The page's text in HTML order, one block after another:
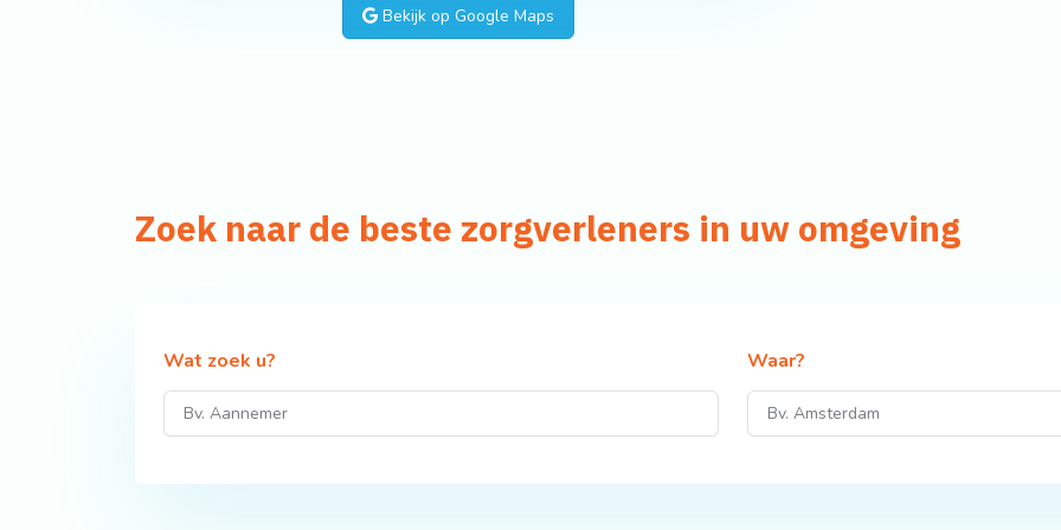
Bekijk op Google Maps
Zoek naar de beste zorgverleners in uw omgeving
Wat zoek u? Waar?